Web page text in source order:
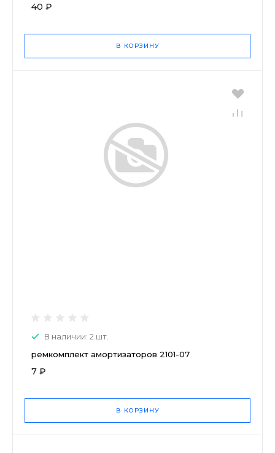
40 ₽
В КОРЗИНУ
В наличии: 2 шт.
ремкомплект амортизаторов 2101-07
7 ₽
В КОРЗИНУ